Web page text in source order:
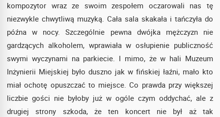
kompozytor wraz ze swoim zespołem oczarowali nas tę
niezwykle chwytliwą muzyką. Cała sala skakała i tańczyła do
późna w nocy. Szczególnie pewna dwójka mężczyzn nie
gardzących alkoholem, wprawiała w osłupienie publiczność
swymi wyczynami na parkiecie. I mimo, że w hali Muzeum
Inżynierii Miejskiej było duszno jak w fińskiej łaźni, mało kto
miał ochotę opuszczać to miejsce. Co prawda przy większej
liczbie gości nie byłoby już w ogóle czym oddychać, ale z
drugiej strony szkoda, że ten koncert nie był aż tak